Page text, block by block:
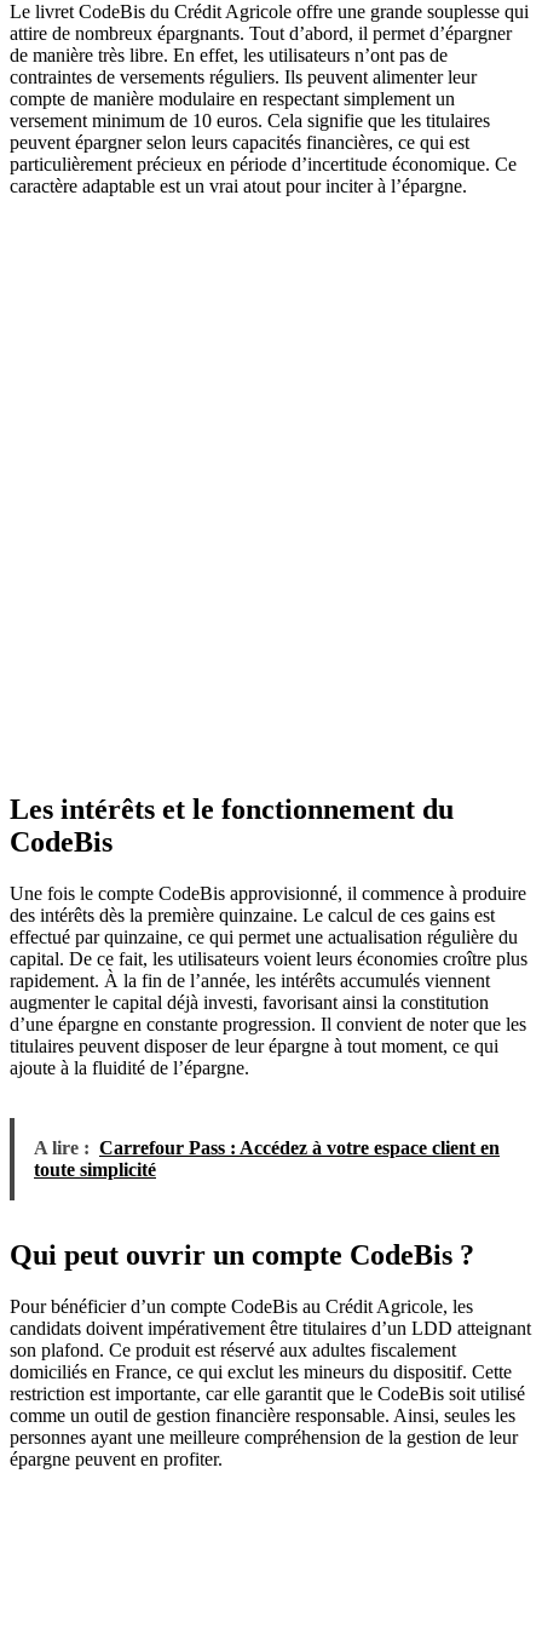
Le livret CodeBis du Crédit Agricole offre une grande souplesse qui
attire de nombreux épargnants. Tout d’abord, il permet d’épargner
de manière très libre. En effet, les utilisateurs n’ont pas de
contraintes de versements réguliers. Ils peuvent alimenter leur
compte de manière modulaire en respectant simplement un
versement minimum de 10 euros. Cela signifie que les titulaires
peuvent épargner selon leurs capacités financières, ce qui est
particulièrement précieux en période d’incertitude économique. Ce
caractère adaptable est un vrai atout pour inciter à l’épargne.
Les intérêts et le fonctionnement du
CodeBis
Une fois le compte CodeBis approvisionné, il commence à produire
des intérêts dès la première quinzaine. Le calcul de ces gains est
effectué par quinzaine, ce qui permet une actualisation régulière du
capital. De ce fait, les utilisateurs voient leurs économies croître plus
rapidement. À la fin de l’année, les intérêts accumulés viennent
augmenter le capital déjà investi, favorisant ainsi la constitution
d’une épargne en constante progression. Il convient de noter que les
titulaires peuvent disposer de leur épargne à tout moment, ce qui
ajoute à la fluidité de l’épargne.
A lire : Carrefour Pass : Accédez à votre espace client en
toute simplicité
Qui peut ouvrir un compte CodeBis ?
Pour bénéficier d’un compte CodeBis au Crédit Agricole, les
candidats doivent impérativement être titulaires d’un LDD atteignant
son plafond. Ce produit est réservé aux adultes fiscalement
domiciliés en France, ce qui exclut les mineurs du dispositif. Cette
restriction est importante, car elle garantit que le CodeBis soit utilisé
comme un outil de gestion financière responsable. Ainsi, seules les
personnes ayant une meilleure compréhension de la gestion de leur
épargne peuvent en profiter.